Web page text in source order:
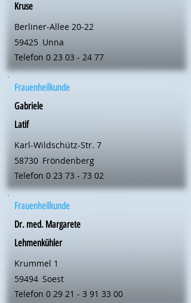
Kruse
Berliner-Allee 20-22
59425 Unna
Telefon 0 23 03 - 24 77
Frauenheilkunde
Gabriele
Latif
Karl-Wildschütz-Str. 7
58730 Fröndenberg
Telefon 0 23 73 - 73 02
Frauenheilkunde
Dr. med. Margarete
Lehmenkühler
Krummel 1
59494 Soest
Telefon 0 29 21 - 3 91 33 00